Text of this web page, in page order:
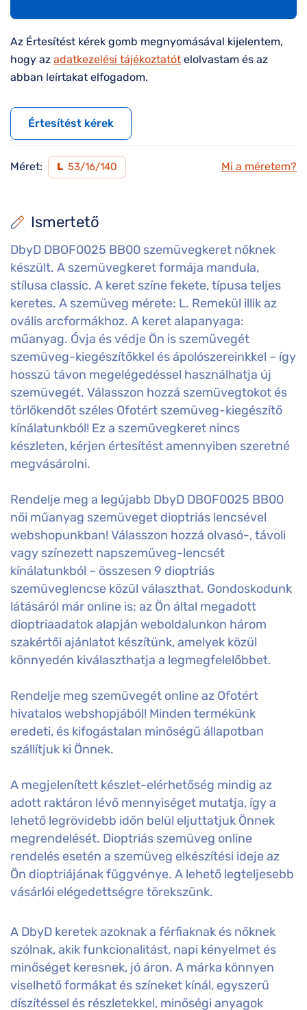
Ismertető
DbyD DBOF0025 BB00 szemüvegkeret nőknek
készült. A szemüvegkeret formája mandula,
stílusa classic. A keret színe fekete, típusa teljes
keretes. A szemüveg mérete: L. Remekül illik az
ovális arcformákhoz. A keret alapanyaga:
műanyag. Óvja és védje Ön is szemüvegét
szemüveg-kiegészítőkkel és ápolószereinkkel – így
hosszú távon megelégedéssel használhatja új
szemüvegét. Válasszon hozzá szemüvegtokot és
törlőkendőt széles Ofotért szemüveg-kiegészítő
kínálatunkból! Ez a szemüvegkeret nincs
készleten, kérjen értesítést amennyiben szeretné
megvásárolni.
Rendelje meg a legújabb DbyD DBOF0025 BB00
női műanyag szemüveget dioptriás lencsével
webshopunkban! Válasszon hozzá olvasó-, távoli
vagy színezett napszemüveg-lencsét
kínálatunkból – összesen 9 dioptriás
szemüveglencse közül választhat. Gondoskodunk
látásáról már online is: az Ön által megadott
dioptriaadatok alapján weboldalunkon három
szakértői ajánlatot készítünk, amelyek közül
könnyedén kiválaszthatja a legmegfelelőbbet.
Rendelje meg szemüvegét online az Ofotért
hivatalos webshopjából! Minden termékünk
eredeti, és kifogástalan minőségű állapotban
szállítjuk ki Önnek.
A megjelenített készlet-elérhetőség mindig az
adott raktáron lévő mennyiséget mutatja, így a
lehető legrövidebb időn belül eljuttatjuk Önnek
megrendelését. Dioptriás szemüveg online
rendelés esetén a szemüveg elkészítési ideje az
Ön dioptriájának függvénye. A lehető legteljesebb
vásárlói elégedettségre törekszünk.
A DbyD keretek azoknak a férfiaknak és nőknek
szólnak, akik funkcionalitást, napi kényelmet és
minőséget keresnek, jó áron. A márka könnyen
viselhető formákat és színeket kínál, egyszerű
díszítéssel és részletekkel, minőségi anyagok
Az Értesítést kérek gomb megnyomásával kijelentem,
hogy az adatkezelési tájékoztatót elolvastam és az
abban leírtakat elfogadom.
Értesítést kérek
Méret: L 53/16/140 Mi a méretem?